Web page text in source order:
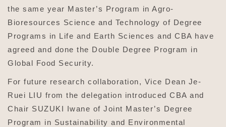
the same year Master’s Program in Agro-
Bioresources Science and Technology of Degree
Programs in Life and Earth Sciences and CBA have
agreed and done the Double Degree Program in
Global Food Security.
For future research collaboration, Vice Dean Je-
Ruei LIU from the delegation introduced CBA and
Chair SUZUKI Iwane of Joint Master’s Degree
Program in Sustainability and Environmental